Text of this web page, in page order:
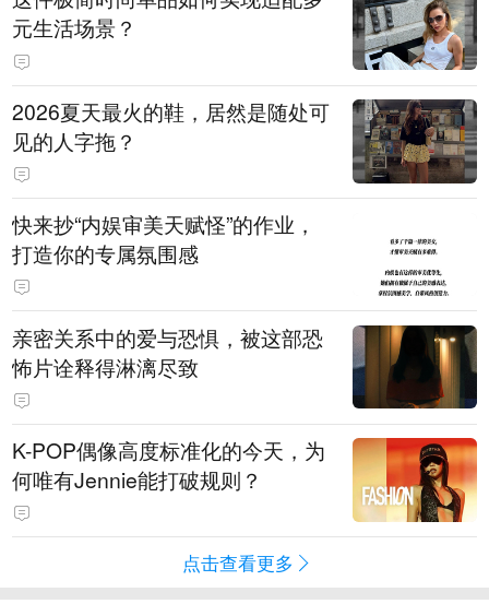
元生活场景？
2026夏天最火的鞋，居然是随处可
见的人字拖？
快来抄“内娱审美天赋怪”的作业，
打造你的专属氛围感
亲密关系中的爱与恐惧，被这部恐
怖片诠释得淋漓尽致
K-POP偶像高度标准化的今天，为
何唯有Jennie能打破规则？
点击查看更多